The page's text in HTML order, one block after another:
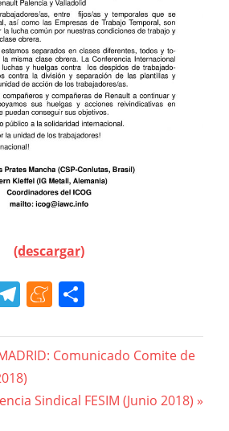
(descargar)
Telegram
Meneame
Comunicado Comite de
Sindical FESIM (Junio 2018)